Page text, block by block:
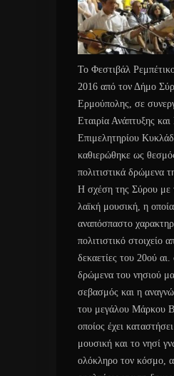
Το Φεστιβάλ
2016 από τον Δήμο
Ερμούπολης, σε
Εταιρία Ανάπτυξης
Επιμελητηρίου
καθιερώθηκε ως
πολιτιστικά δρώμενα
Η σχέση της Σύρου με
λαϊκή μουσική, η
αναπόσπαστο
πολιτιστικό στοιχείο
δεκαετίες του 20ού
δρώμενα του νησιού
σεβασμός και η
του μεγάλου Μάρκου
οποίος έχει
μουσική και το νησί
ολόκληρο τον κόσμο,